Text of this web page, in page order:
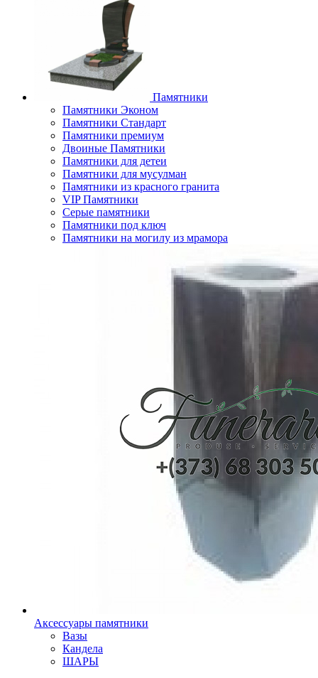
Памятники
Памятники Эконом
Памятники Стандарт
Памятники премиум
Двоиные Памятники
Памятники для детеи
Памятники для мусулман
Памятники из красного гранита
VIP Памятники
Серые памятники
Памятники под ключ
Памятники на могилу из мрамора
Аксессуары памятники
Вазы
Кандела
ШАРЫ